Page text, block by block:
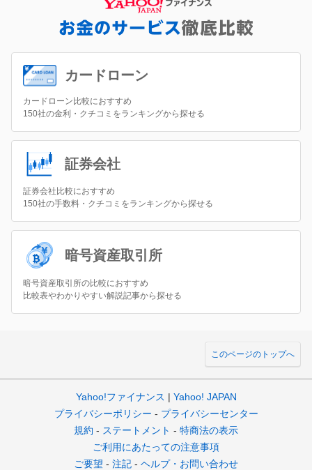
カードローン
カードローン比較におすすめ
150社の金利・クチコミをランキングから探せる
証券会社
証券会社比較におすすめ
150社の手数料・クチコミをランキングから探せる
暗号資産取引所
暗号資産取引所の比較におすすめ
比較表やわかりやすい解説記事から探せる
このページのトップへ
Yahoo!ファイナンス
Yahoo! JAPAN
プライバシーポリシー
プライバシーセンター
規約
ステートメント
特商法の表示
ご利用にあたっての注意事項
ご要望
注記 ヘルプ・お問い合わせ